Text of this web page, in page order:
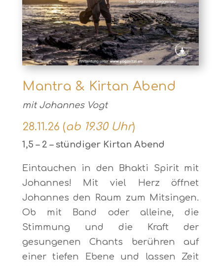
Mantra & Kirtan Abend
mit Johannes Vogt
28.11.26 (ab 19.30 Uhr)
1,5 – 2 – stündiger Kirtan Abend
Eintauchen in den Bhakti Spirit mit
Johannes! Mit viel Herz öffnet
Johannes den Raum zum Mitsingen.
Ob mit Band oder alleine, die
Stimmung und die Kraft der
gesungenen Chants berühren auf
einer tiefen Ebene und lassen Zeit